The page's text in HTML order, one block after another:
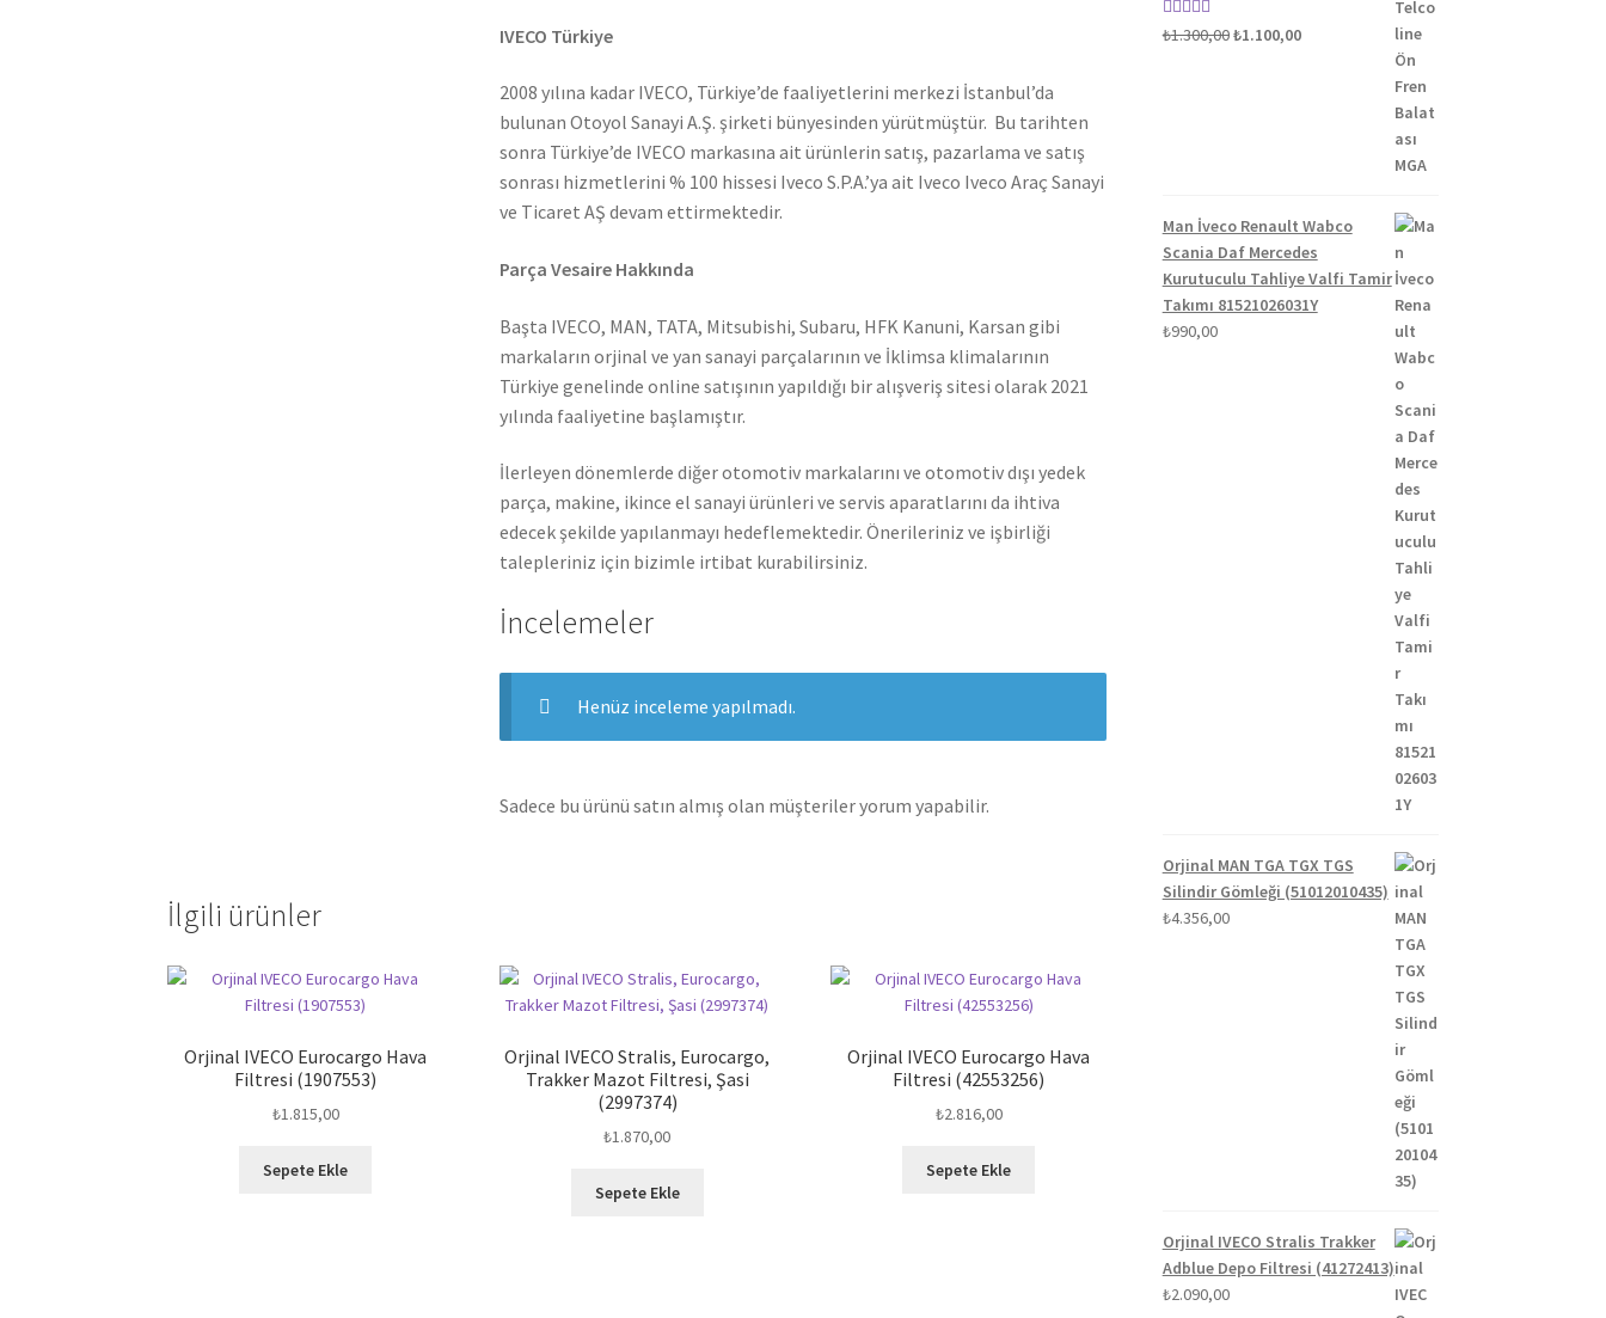
IVECO Türkiye
2008 yılına kadar IVECO, Türkiye’de faaliyetlerini merkezi İstanbul’da
bulunan Otoyol Sanayi A.Ş. şirketi bünyesinden yürütmüştür. Bu tarihten
sonra Türkiye’de IVECO markasına ait ürünlerin satış, pazarlama ve satış
sonrası hizmetlerini % 100 hissesi Iveco S.P.A.’ya ait Iveco Iveco Araç Sanayi
ve Ticaret AŞ devam ettirmektedir.
Parça Vesaire Hakkında
Başta IVECO, MAN, TATA, Mitsubishi, Subaru, HFK Kanuni, Karsan gibi
markaların orjinal ve yan sanayi parçalarının ve İklimsa klimalarının
Türkiye genelinde online satışının yapıldığı bir alışveriş sitesi olarak 2021
yılında faaliyetine başlamıştır.
İlerleyen dönemlerde diğer otomotiv markalarını ve otomotiv dışı yedek
parça, makine, ikince el sanayi ürünleri ve servis aparatlarını da ihtiva
edecek şekilde yapılanmayı hedeflemektedir. Önerileriniz ve işbirliği
talepleriniz için bizimle irtibat kurabilirsiniz.
İncelemeler
Henüz inceleme yapılmadı.
Sadece bu ürünü satın almış olan müşteriler yorum yapabilir.
İlgili ürünler
Orjinal IVECO Eurocargo Hava
Filtresi (1907553)
₺1.815,00
Sepete Ekle
Orjinal IVECO Stralis, Eurocargo,
Trakker Mazot Filtresi, Şasi
(2997374)
₺1.870,00
Sepete Ekle
Orjinal IVECO Eurocargo Hava
Filtresi (42553256)
₺2.816,00
Sepete Ekle
5 üzerinden
₺1.300,00Orijinal
₺1.100,00Şu
Man İveco Renault Wabco
Scania Daf Mercedes
Kurutuculu Tahliye Valfi Tamir
Takımı 81521026031Y
₺990,00
Orjinal MAN TGA TGX TGS
Silindir Gömleği (51012010435)
₺4.356,00
Orjinal IVECO Stralis Trakker
Adblue Depo Filtresi (41272413)
₺2.090,00